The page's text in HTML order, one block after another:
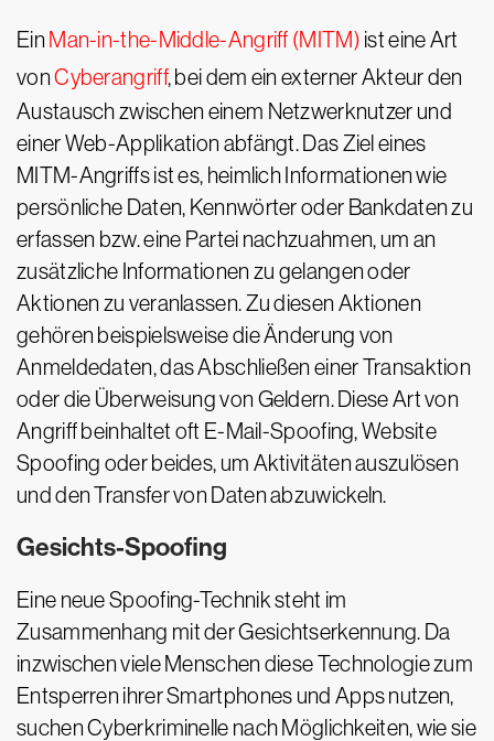
Ein Man-in-the-Middle-Angriff (MITM) ist eine Art
vonCyberangriff, bei dem ein externer Akteur den
Austausch zwischen einem Netzwerknutzer und
einer Web-Applikation abfängt. Das Ziel eines
MITM-Angriffs ist es, heimlich Informationen wie
persönliche Daten, Kennwörter oder Bankdaten zu
erfassen bzw. eine Partei nachzuahmen, um an
zusätzliche Informationen zu gelangen oder
Aktionen zu veranlassen. Zu diesen Aktionen
gehören beispielsweise die Änderung von
Anmeldedaten, das Abschließen einer Transaktion
oder die Überweisung von Geldern. Diese Art von
Angriff beinhaltet oft E-Mail-Spoofing, Website
Spoofing oder beides, um Aktivitäten auszulösen
und den Transfer von Daten abzuwickeln.
Gesichts-Spoofing
Eine neue Spoofing-Technik steht im
Zusammenhang mit der Gesichtserkennung. Da
inzwischen viele Menschen diese Technologie zum
Entsperren ihrer Smartphones und Apps nutzen,
suchen Cyberkriminelle nach Möglichkeiten, wie sie